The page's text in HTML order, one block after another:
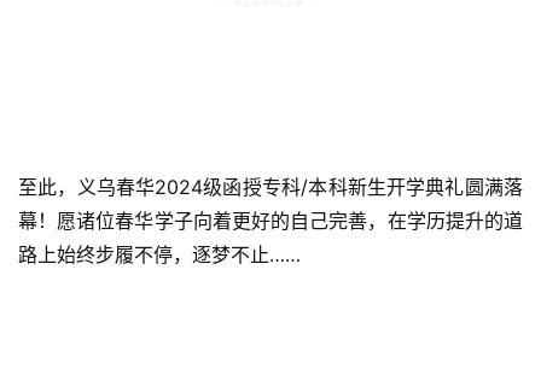
至此，义乌春华2024级函授专科/本科新生开学典礼圆满落
幕！愿诸位春华学子向着更好的自己完善，在学历提升的道
路上始终步履不停，逐梦不止……